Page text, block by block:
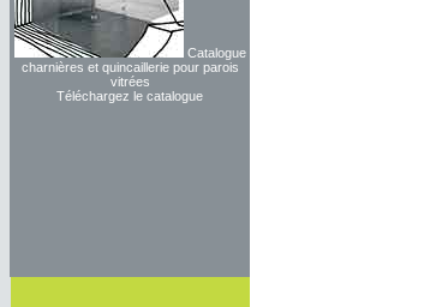
Catalogue
charnières et quincaillerie pour parois
vitrées
Téléchargez le catalogue